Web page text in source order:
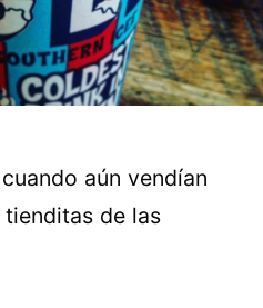
cuando aún vendían
tienditas de las